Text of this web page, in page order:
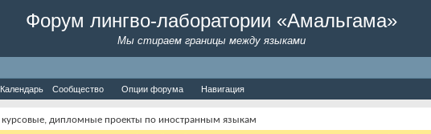
Форум лингво-лаборатории «Амальгама»
Мы стираем границы между языками
Календарь Сообщество Опции форума Навигация
курсовые, дипломные проекты по иностранным языкам